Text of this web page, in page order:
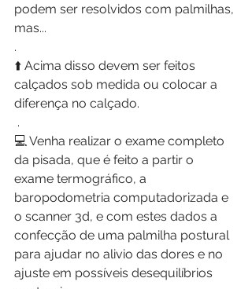
podem ser resolvidos com palmilhas,
mas...
.
⬆️ Acima disso devem ser feitos
calçados sob medida ou colocar a
diferença no calçado.
.
💻 Venha realizar o exame completo
da pisada, que é feito a partir o
exame termográfico, a
baropodometria computadorizada e
o scanner 3d, e com estes dados a
confecção de uma palmilha postural
para ajudar no alivio das dores e no
ajuste em possíveis desequilíbrios